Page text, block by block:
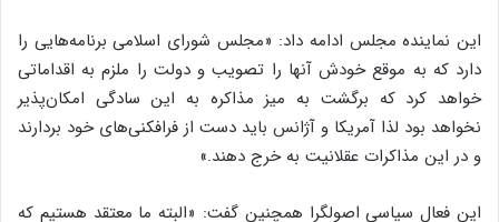
این نماینده مجلس ادامه داد: «مجلس شورای اسلامی برنامه‌هایی را
دارد که به موقع خودش آنها را تصویب و دولت را ملزم به اقداماتی
خواهد کرد که برگشت به میز مذاکره به این سادگی امکان‌پذیر
نخواهد بود لذا آمریکا و آژانس باید دست از فرافکنی‌های خود بردارند
و در این مذاکرات عقلانیت به خرج دهند.»
این فعال سیاسی اصولگرا همچنین گفت: «البته ما معتقد هستیم که